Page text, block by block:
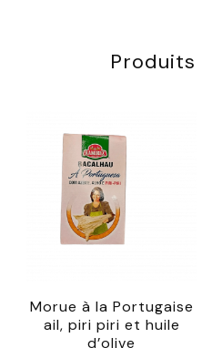
Produits
Morue à la Portugaise
ail, piri piri et huile
d’olive